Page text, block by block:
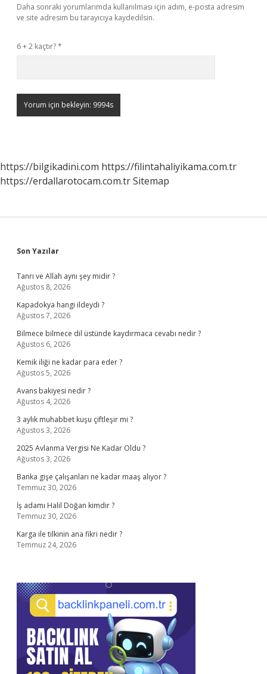
Daha sonraki yorumlarımda kullanılması için adım, e-posta adresim
ve site adresim bu tarayıcıya kaydedilsin.
6 + 2 kaçtır?*
https://bilgikadini.com https://filintahaliyikama.com.tr
https://erdallarotocam.com.trSitemap
Sidebar
Son Yazılar
Tanrı ve Allah aynı şey midir ?
Ağustos 8, 2026
Kapadokya hangi ildeydi ?
Ağustos 7, 2026
Bilmece bilmece dil üstünde kaydırmaca cevabı nedir ?
Ağustos 6, 2026
Kemik iliği ne kadar para eder ?
Ağustos 5, 2026
Avans bakiyesi nedir ?
Ağustos 4, 2026
3 aylık muhabbet kuşu çiftleşir mi ?
Ağustos 3, 2026
2025 Avlanma Vergisi Ne Kadar Oldu ?
Ağustos 3, 2026
Banka gişe çalışanları ne kadar maaş alıyor ?
Temmuz 30, 2026
İş adamı Halil Doğan kimdir ?
Temmuz 30, 2026
Karga ile tilkinin ana fikri nedir ?
Temmuz 24, 2026